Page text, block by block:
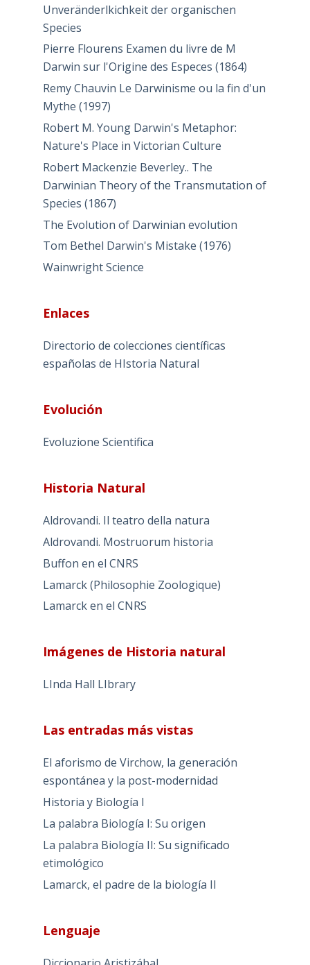
Unveränderlkichkeit der organischen
Species
Pierre Flourens Examen du livre de M
Darwin sur l'Origine des Especes (1864)
Remy Chauvin Le Darwinisme ou la fin d'un
Mythe (1997)
Robert M. Young Darwin's Metaphor:
Nature's Place in Victorian Culture
Robert Mackenzie Beverley.. The
Darwinian Theory of the Transmutation of
Species (1867)
The Evolution of Darwinian evolution
Tom Bethel Darwin's Mistake (1976)
Wainwright Science
Enlaces
Directorio de colecciones científicas
españolas de HIstoria Natural
Evolución
Evoluzione Scientifica
Historia Natural
Aldrovandi. Il teatro della natura
Aldrovandi. Mostruorum historia
Buffon en el CNRS
Lamarck (Philosophie Zoologique)
Lamarck en el CNRS
Imágenes de Historia natural
LInda Hall LIbrary
Las entradas más vistas
El aforismo de Virchow, la generación
espontánea y la post-modernidad
Historia y Biología I
La palabra Biología I: Su origen
La palabra Biología II: Su significado
etimológico
Lamarck, el padre de la biología II
Lenguaje